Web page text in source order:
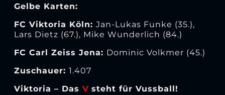
Gelbe Karten:
FC Viktoria Köln: Jan-Lukas Funke (35.),
Lars Dietz (67.), Mike Wunderlich (84.)
FC Carl Zeiss Jena: Dominic Volkmer (45.)
Zuschauer: 1.407
Viktoria – Das V steht für Vussball!